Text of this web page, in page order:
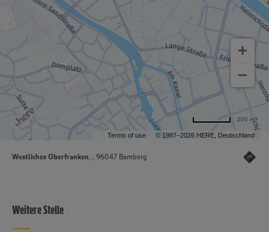
Terms of use © 1987–2026 HERE, Deutschland
200 m
Westliches Oberfranken, , 96047 Bamberg
Weitere Stelle